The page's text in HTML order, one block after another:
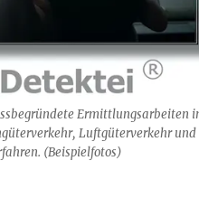
Ermittlungsarbeiten
Luftgüterverkehr und
(Beispielfotos)